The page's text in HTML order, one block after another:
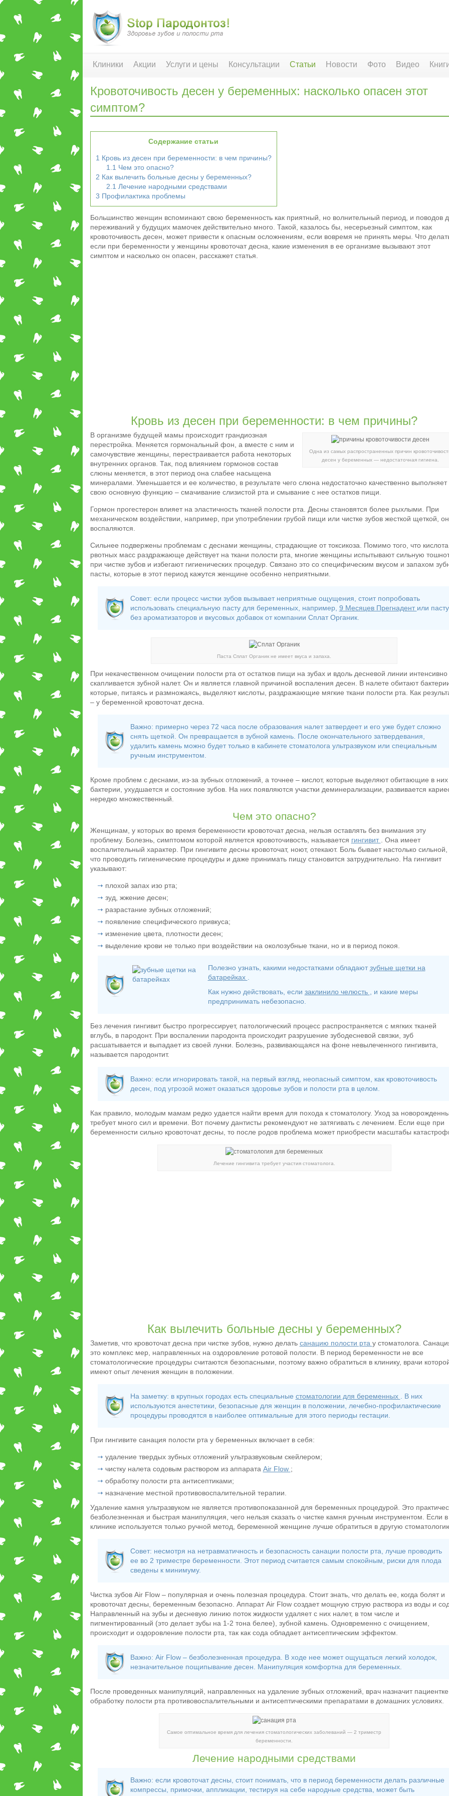
Клиники Акции Услуги и цены Консультации Статьи Новости Фото Видео
Кровоточивость десен у беременных: насколько опасен этот
симптом?
Содержание статьи
1 Кровь из десен при беременности: в чем причины?
1.1 Чем это опасно?
2 Как вылечить больные десны у беременных?
2.1 Лечение народными средствами
3 Профилактика проблемы
Большинство женщин вспоминают свою беременность как приятный, но волнительный период, и поводов
переживаний у будущих мамочек действительно много. Такой, казалось бы, несерьезный симптом, как
кровоточивость десен, может привести к опасным осложнениям, если вовремя не принять меры. Что
если при беременности у женщины кровоточат десна, какие изменения в ее организме вызывают этот
симптом и насколько он опасен, расскажет статья.
Кровь из десен при беременности: в чем причины?
Одна из самых распространенных причин
десен у беременных — недостаточная гигиена.
В организме будущей мамы происходит грандиозная
перестройка. Меняется гормональный фон, а вместе с ним и
самочувствие женщины, перестраивается работа некоторых
внутренних органов. Так, под влиянием гормонов состав
слюны меняется, в этот период она слабее насыщена
минералами. Уменьшается и ее количество, в результате чего слюна недостаточно качественно выполняет
свою основную функцию – смачивание слизистой рта и смывание с нее остатков пищи.
Гормон прогестерон влияет на эластичность тканей полости рта. Десны становятся более рыхлыми. При
механическом воздействии, например, при употреблении грубой пищи или чистке зубов жесткой щеткой,
воспаляются.
Сильнее подвержены проблемам с деснами женщины, страдающие от токсикоза. Помимо того, что кислота
рвотных масс раздражающе действует на ткани полости рта, многие женщины испытывают сильную
при чистке зубов и избегают гигиенических процедур. Связано это со специфическим вкусом и запахом
пасты, которые в этот период кажутся женщине особенно неприятными.
Совет: если процесс чистки зубов вызывает неприятные ощущения, стоит попробовать
использовать специальную пасту для беременных, например, 9 Месяцев Прегнадент или пасту
без ароматизаторов и вкусовых добавок от компании Сплат Органик.
Паста Сплат Органик не имеет вкуса и запаха.
При некачественном очищении полости рта от остатков пищи на зубах и вдоль десневой линии интенсивно
скапливается зубной налет. Он и является главной причиной воспаления десен. В налете обитают
которые, питаясь и размножаясь, выделяют кислоты, раздражающие мягкие ткани полости рта. Как
– у беременной кровоточат десна.
Важно: примерно через 72 часа после образования налет затвердеет и его уже будет сложно
снять щеткой. Он превращается в зубной камень. После окончательного затвердевания,
удалить камень можно будет только в кабинете стоматолога ультразвуком или специальным
ручным инструментом.
Кроме проблем с деснами, из-за зубных отложений, а точнее – кислот, которые выделяют обитающие в них
бактерии, ухудшается и состояние зубов. На них появляются участки деминерализации, развивается
нередко множественный.
Чем это опасно?
Женщинам, у которых во время беременности кровоточат десна, нельзя оставлять без внимания эту
проблему. Болезнь, симптомом которой является кровоточивость, называется гингивит . Она имеет
воспалительный характер. При гингивите десны кровоточат, ноют, отекают. Боль бывает настолько сильной,
что проводить гигиенические процедуры и даже принимать пищу становится затруднительно. На гингивит
указывают:
плохой запах изо рта;
зуд, жжение десен;
разрастание зубных отложений;
появление специфического привкуса;
изменение цвета, плотности десен;
выделение крови не только при воздействии на околозубные ткани, но и в период покоя.
Полезно узнать, какими недостатками обладаютзубные щетки на
батарейках .
Как нужно действовать, если заклинило челюсть , и какие меры
предпринимать небезопасно.
Без лечения гингивит быстро прогрессирует, патологический процесс распространяется с мягких тканей
вглубь, в пародонт. При воспалении пародонта происходит разрушение зубодесневой связки, зуб
расшатывается и выпадает из своей лунки. Болезнь, развивающаяся на фоне невылеченного гингивита,
называется пародонтит.
Важно: если игнорировать такой, на первый взгляд, неопасный симптом, как кровоточивость
десен, под угрозой может оказаться здоровье зубов и полости рта в целом.
Как правило, молодым мамам редко удается найти время для похода к стоматологу. Уход за
требует много сил и времени. Вот почему дантисты рекомендуют не затягивать с лечением. Если еще при
беременности сильно кровоточат десны, то после родов проблема может приобрести масштабы
Лечение гингивита требует участия стоматолога.
Как вылечить больные десны у беременных?
Заметив, что кровоточат десна при чистке зубов, нужно делать санацию полости рта у стоматолога.
это комплекс мер, направленных на оздоровление ротовой полости. В период беременности не все
стоматологические процедуры считаются безопасными, поэтому важно обратиться в клинику, врачи
имеют опыт лечения женщин в положении.
На заметку: в крупных городах есть специальные стоматологии для беременных . В них
используются анестетики, безопасные для женщин в положении, лечебно-профилактические
процедуры проводятся в наиболее оптимальные для этого периоды гестации.
При гингивите санация полости рта у беременных включает в себя:
удаление твердых зубных отложений ультразвуковым скейлером;
чистку налета содовым раствором из аппарата Air Flow ;
обработку полости рта антисептиками;
назначение местной противовоспалительной терапии.
Удаление камня ультразвуком не является противопоказанной для беременных процедурой. Это
безболезненная и быстрая манипуляция, чего нельзя сказать о чистке камня ручным инструментом. Если в
клинике используется только ручной метод, беременной женщине лучше обратиться в другую
Совет: несмотря на нетравматичность и безопасность санации полости рта, лучше проводить
ее во 2 триместре беременности. Этот период считается самым спокойным, риски для плода
сведены к минимуму.
Чистка зубов Air Flow – популярная и очень полезная процедура. Стоит знать, что делать ее, когда болят и
кровоточат десны, беременным безопасно. Аппарат Air Flow создает мощную струю раствора из воды и
Направленный на зубы и десневую линию поток жидкости удаляет с них налет, в том числе и
пигментированный (это делает зубы на 1-2 тона белее), зубной камень. Одновременно с очищением,
происходит и оздоровление полости рта, так как сода обладает антисептическим эффектом.
Важно: Air Flow – безболезненная процедура. В ходе нее может ощущаться легкий холодок,
незначительное пощипывание десен. Манипуляция комфортна для беременных.
После проведенных манипуляций, направленных на удаление зубных отложений, врач назначит пациентке
обработку полости рта противовоспалительными и антисептическими препаратами в домашних условиях.
Самое оптимальное время для лечения стоматологических заболеваний — 2 триместр
беременности.
Лечение народными средствами
Важно: если кровоточат десны, стоит понимать, что в период беременности делать различные
компрессы, примочки, аппликации, тестируя на себе народные средства, может быть